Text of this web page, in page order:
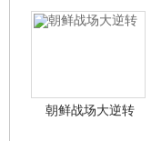
朝鲜战场大逆转